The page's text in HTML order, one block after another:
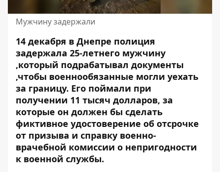
Мужчину задержали
14 декабря в Днепре полиция
задержала 25-летнего мужчину
,который подрабатывал документы
,чтобы военнообязанные могли уехать
за границу. Его поймали при
получении 11 тысяч долларов, за
которые он должен бы сделать
фиктивное удостоверение об отсрочке
от призыва и справку военно-
врачебной комиссии о непригодности
к военной службы.